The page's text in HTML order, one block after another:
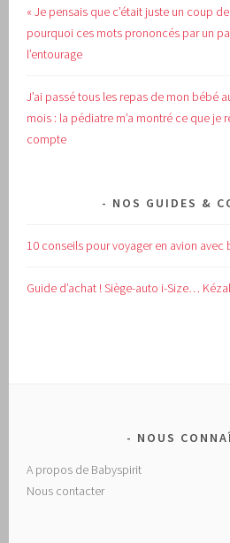
« Je pensais que c’était juste un coup
pourquoi ces mots prononcés par un
l’entourage
J’ai passé tous les repas de mon bébé
mois : la pédiatre m’a montré ce que je
compte
NOS GUIDES &
10 conseils pour voyager en avion avec
Guide d’achat !Siège-auto i-Size…
NOUS
A propos de Babyspirit
Nous contacter